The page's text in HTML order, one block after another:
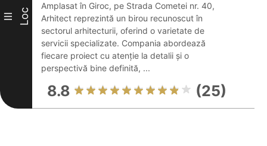
III Loc
Amplasat în Giroc, pe Strada Cometei nr. 40,
Arhitect reprezintă un birou recunoscut în
sectorul arhitecturii, oferind o varietate de
servicii specializate. Compania abordează
fiecare proiect cu atenție la detalii și o
perspectivă bine definită, ...
8.8 (25)